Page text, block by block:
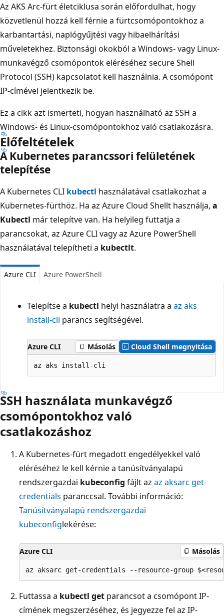
Az AKS Arc-fürt életciklusa során előfordulhat, hogy
közvetlenül hozzá kell férnie a fürtcsomópontokhoz a
karbantartási, naplógyűjtési vagy hibaelhárítási
műveletekhez. Biztonsági okokból a Windows- vagy Linux-
munkavégző csomópontok eléréséhez secure Shell
Protocol (SSH) kapcsolatot kell használnia. A csomópont
IP-címével jelentkezik be.
Ez a cikk azt ismerteti, hogyan használható az SSH a
Windows- és Linux-csomópontokhoz való csatlakozásra.
Előfeltételek
A Kubernetes parancssori felületének
telepítése
A Kubernetes CLI kubectl használatával csatlakozhat a
Kubernetes-fürthöz. Ha az Azure Cloud Shellt használja, a
Kubectl már telepítve van. Ha helyileg futtatja a
parancsokat, az Azure CLI vagy az Azure PowerShell
használatával telepítheti a kubectlt.
Azure CLI Azure PowerShell
Telepítse a kubectl helyi használatra a az aks
install-cli parancs segítségével.
Azure CLI Másolás Cloud Shell megnyitása
SSH használata munkavégző
csomópontokhoz való
csatlakozáshoz
A Kubernetes-fürt megadott engedélyekkel való
eléréséhez le kell kérnie a tanúsítványalapú
rendszergazdai kubeconfig fájlt az az aksarc get-
credentials paranccsal. További információ:
Tanúsítványalapú rendszergazdai
kubeconfiglekérése:
Azure CLI Másolás
Futtassa a kubectl get parancsot a csomópont IP-
címének megszerzéséhez, és jegyezze fel az IP-